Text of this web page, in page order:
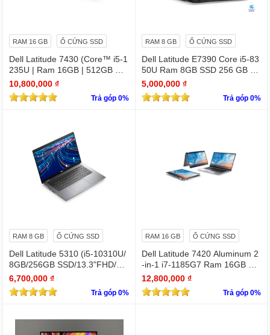
RAM 16 GB Ổ CỨNG SSD
Dell Latitude 7430 (Core™ i5-1
235U | Ram 16GB | 512GB SS
D | 14.0inch FHD)
10,800,000 ₫
Trả góp 0%
RAM 8 GB Ổ CỨNG SSD
Dell Latitude E7390 Core i5-83
50U Ram 8GB SSD 256 GB 1
3.3 " Full HD (1920 x 1080)
5,000,000 ₫
Trả góp 0%
RAM 8 GB Ổ CỨNG SSD
Dell Latitude 5310 (i5-10310U/
8GB/256GB SSD/13.3"FHD/Wi
n11Pro)
6,700,000 ₫
Trả góp 0%
RAM 16 GB Ổ CỨNG SSD
Dell Latitude 7420 Aluminum 2
-in-1 i7-1185G7 Ram 16GB Ful
l HD TOUCH x360
12,800,000 ₫
Trả góp 0%